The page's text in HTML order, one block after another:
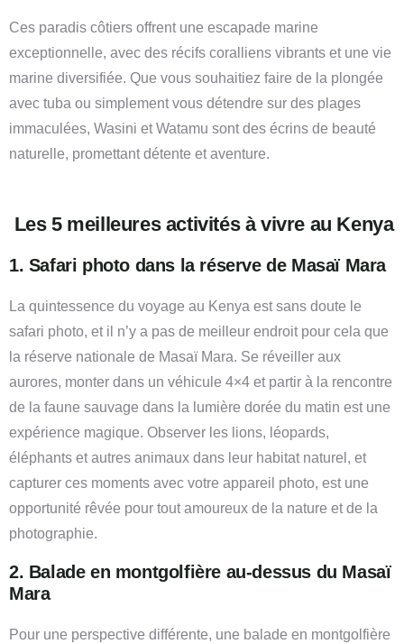
Ces paradis côtiers offrent une escapade marine
exceptionnelle, avec des récifs coralliens vibrants et une vie
marine diversifiée. Que vous souhaitiez faire de la plongée
avec tuba ou simplement vous détendre sur des plages
immaculées, Wasini et Watamu sont des écrins de beauté
naturelle, promettant détente et aventure.
Les 5 meilleures activités à vivre au Kenya
1. Safari photo dans la réserve de Masaï Mara
La quintessence du voyage au Kenya est sans doute le
safari photo, et il n’y a pas de meilleur endroit pour cela que
la réserve nationale de Masaï Mara. Se réveiller aux
aurores, monter dans un véhicule 4×4 et partir à la rencontre
de la faune sauvage dans la lumière dorée du matin est une
expérience magique. Observer les lions, léopards,
éléphants et autres animaux dans leur habitat naturel, et
capturer ces moments avec votre appareil photo, est une
opportunité rêvée pour tout amoureux de la nature et de la
photographie.
2. Balade en montgolfière au-dessus du Masaï
Mara
Pour une perspective différente, une balade en montgolfière